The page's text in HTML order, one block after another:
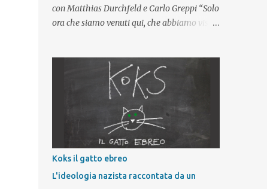
con Matthias Durchfeld e Carlo Greppi “Solo
ora che siamo venuti qui, che abbiamo visto
considerazioni che i giovani esprimono al
termine di un viaggio studio in un campo di
concentramento nazista – e in particolare
dopo aver visitato il complesso
concentrazionario di Auschwitz-Birkenau –
questa è una delle affermazioni più
frequenti. Questo tipo di riflessione impone
allora un primo, importante, interrogativo:
partecipare a un viaggio della memoria,
Koks il gatto ebreo
L'ideologia nazista raccontata da un